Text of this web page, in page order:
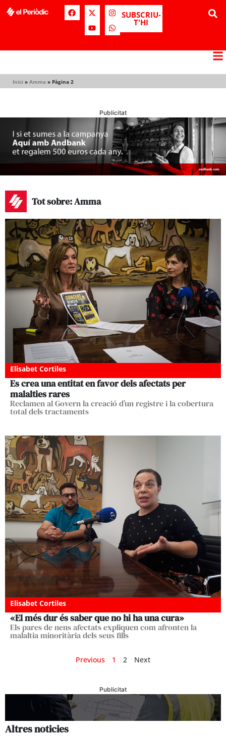
SUBSCRIU-
T'HI
Inici » Amma » Pàgina 2
Publicitat
Tot sobre: Amma
Elisabet Cortiles
Es crea una entitat en favor dels afectats per
malalties rares
Reclamen al Govern la creació d’un registre i la cobertura
total dels tractaments
Elisabet Cortiles
«El més dur és saber que no hi ha una cura»
Els pares de nens afectats expliquen com afronten la
malaltia minoritària dels seus fills
Previous 1 2 Next
Publicitat
Altres noticies